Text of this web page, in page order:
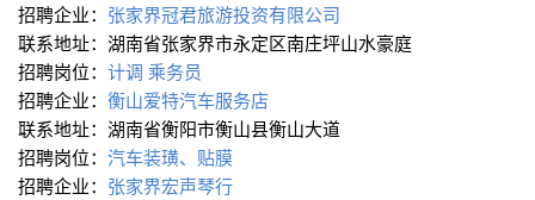
招聘企业： 张家界冠君旅游投资有限公司
联系地址：湖南省张家界市永定区南庄坪山水豪庭
招聘岗位： 计调 乘务员
招聘企业： 衡山爱特汽车服务店
联系地址：湖南省衡阳市衡山县衡山大道
招聘岗位： 汽车装璜、贴膜
招聘企业： 张家界宏声琴行